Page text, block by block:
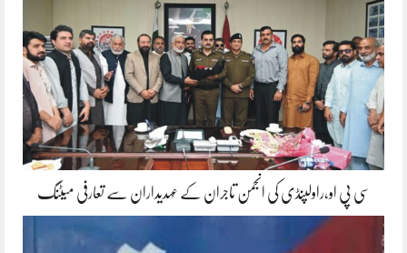
سی پی او،راولپنڈی کی انجمن تاجران کے عہدیداران سے تعارفی میٹنگ